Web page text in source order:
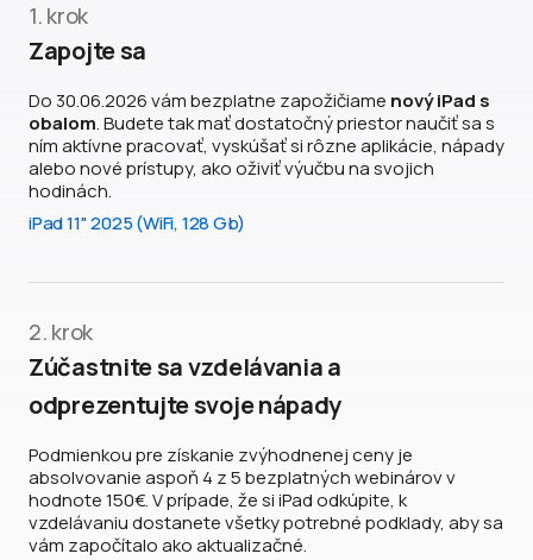
1. krok
Zapojte sa
Do 30.06.2026 vám bezplatne zapožičiame nový iPad s
obalom. Budete tak mať dostatočný priestor naučiť sa s
ním aktívne pracovať, vyskúšať si rôzne aplikácie, nápady
alebo nové prístupy, ako oživiť výučbu na svojich
hodinách.
iPad 11" 2025 (WiFi, 128 Gb)
2. krok
Zúčastnite sa vzdelávania a
odprezentujte svoje nápady
Podmienkou pre získanie zvýhodnenej ceny je
absolvovanie aspoň 4 z 5 bezplatných webinárov v
hodnote 150€. V prípade, že si iPad odkúpite, k
vzdelávaniu dostanete všetky potrebné podklady, aby sa
vám započítalo ako aktualizačné.